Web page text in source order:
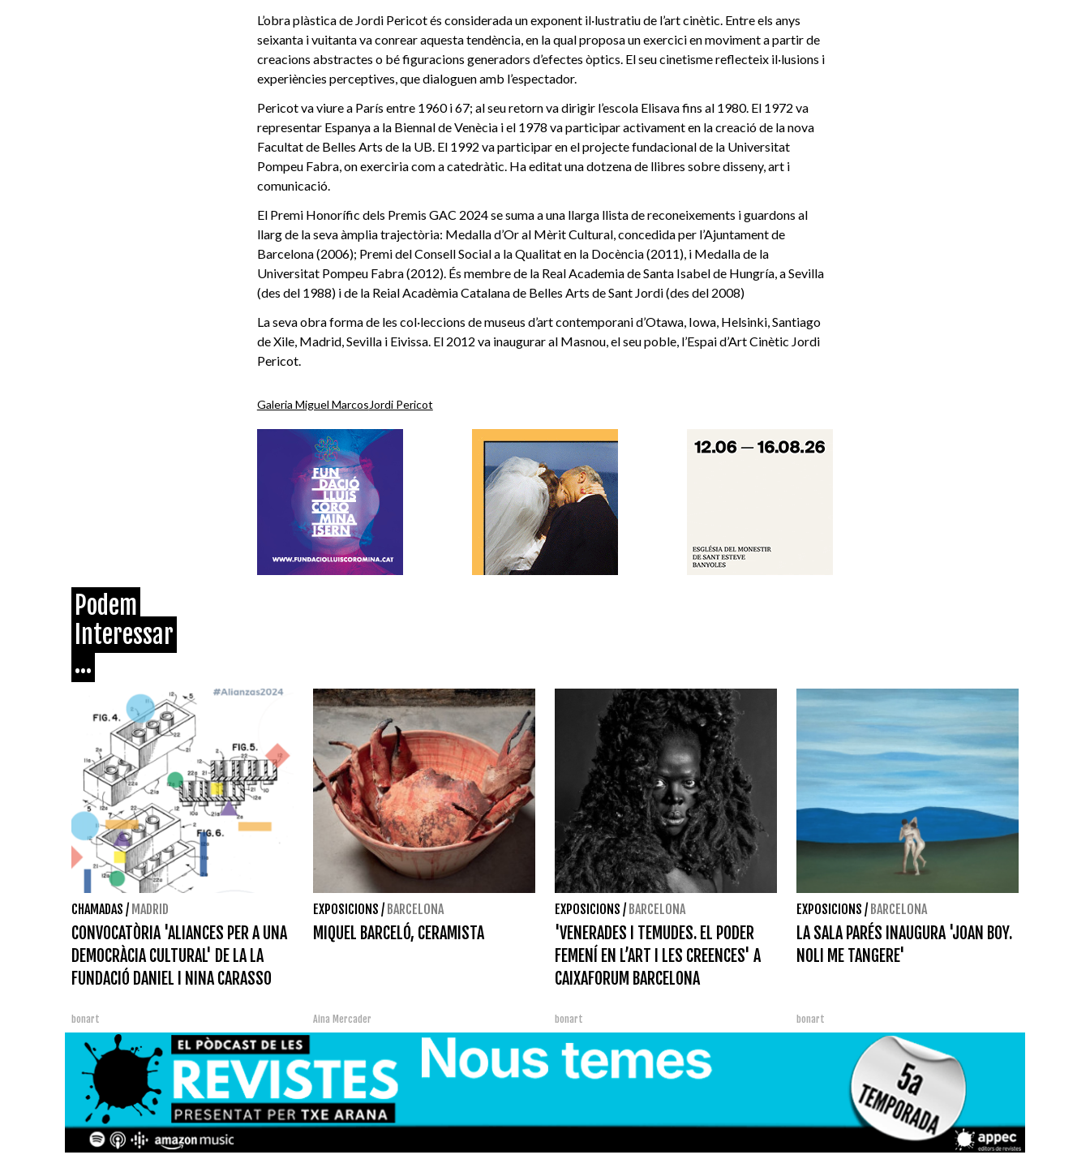
L’obra plàstica de Jordi Pericot és considerada un exponent il·lustratiu de l’art cinètic. Entre els anys
seixanta i vuitanta va conrear aquesta tendència, en la qual proposa un exercici en moviment a partir de
creacions abstractes o bé figuracions generadors d’efectes òptics. El seu cinetisme reflecteix il·lusions i
experiències perceptives, que dialoguen amb l’espectador.
Pericot va viure a París entre 1960 i 67; al seu retorn va dirigir l’escola Elisava fins al 1980. El 1972 va
representar Espanya a la Biennal de Venècia i el 1978 va participar activament en la creació de la nova
Facultat de Belles Arts de la UB. El 1992 va participar en el projecte fundacional de la Universitat
Pompeu Fabra, on exerciria com a catedràtic. Ha editat una dotzena de llibres sobre disseny, art i
comunicació.
El Premi Honorífic dels Premis GAC 2024 se suma a una llarga llista de reconeixements i guardons al
llarg de la seva àmplia trajectòria: Medalla d’Or al Mèrit Cultural, concedida per l’Ajuntament de
Barcelona (2006); Premi del Consell Social a la Qualitat en la Docència (2011), i Medalla de la
Universitat Pompeu Fabra (2012). És membre de la Real Academia de Santa Isabel de Hungría, a Sevilla
(des del 1988) i de la Reial Acadèmia Catalana de Belles Arts de Sant Jordi (des del 2008)
La seva obra forma de les col·leccions de museus d’art contemporani d’Otawa, Iowa, Helsinki, Santiago
de Xile, Madrid, Sevilla i Eivissa. El 2012 va inaugurar al Masnou, el seu poble, l’Espai d’Art Cinètic Jordi
Pericot.
Galeria Miguel MarcosJordi Pericot
Podem
Interessar
...
CHAMADAS / MADRID
CONVOCATÒRIA 'ALIANCES PER A UNA
DEMOCRÀCIA CULTURAL' DE LA LA
FUNDACIÓ DANIEL I NINA CARASSO
bonart
EXPOSICIONS / BARCELONA
MIQUEL BARCELÓ, CERAMISTA
Aina Mercader
EXPOSICIONS / BARCELONA
'VENERADES I TEMUDES. EL PODER
FEMENÍ EN L’ART I LES CREENCES' A
CAIXAFORUM BARCELONA
bonart
EXPOSICIONS / BARCELONA
LA SALA PARÉS INAUGURA 'JOAN BOY.
NOLI ME TANGERE'
bonart